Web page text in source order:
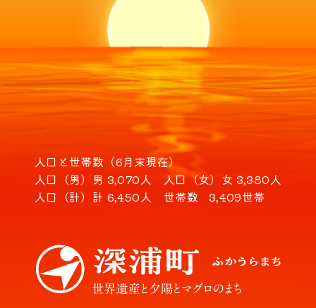
人口と世帯数（6月末現在）
人口（男） 男 3,070人 人口（女） 女 3,380人
人口（計） 計 6,450人 世帯数 3,409世帯